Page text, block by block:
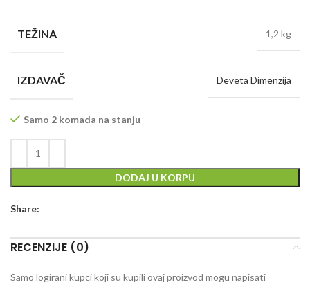
TEŽINA 1,2 kg
IZDAVAČ Deveta Dimenzija
Samo 2 komada na stanju
DODAJ U KORPU
Share:
RECENZIJE (0)
Samo logirani kupci koji su kupili ovaj proizvod mogu napisati